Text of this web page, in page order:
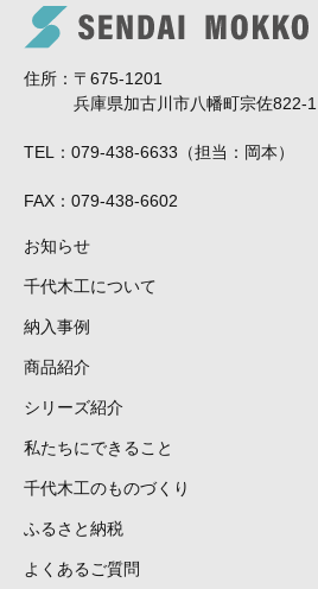
住所
〒675-1201
兵庫県加古川市八幡町宗佐822-1
TEL 079-438-6633（担当：岡本）
FAX 079-438-6602
お知らせ
千代木工について
納入事例
商品紹介
シリーズ紹介
私たちにできること
千代木工のものづくり
ふるさと納税
よくあるご質問